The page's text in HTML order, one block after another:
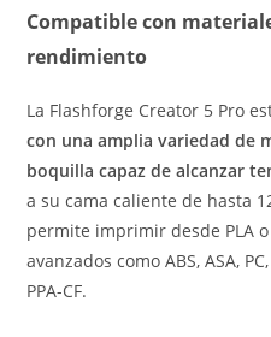
Compatible con
rendimiento
La Flashforge Creator 5 Pro
con una amplia variedad de
boquilla capaz de alcanzar
a su cama caliente de hasta
permite imprimir desde PLA
avanzados como ABS, ASA, PC,
PPA-CF.